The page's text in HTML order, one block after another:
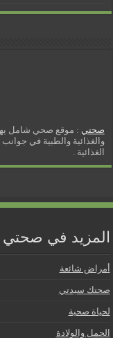
صحتي : موقع صحي شامل
والغذائية والطبية في
الغذائية .
المزيد في صحتي
أمراض شائعة
صحتك سيدتي
لحياة صحية
الحمل والولادة